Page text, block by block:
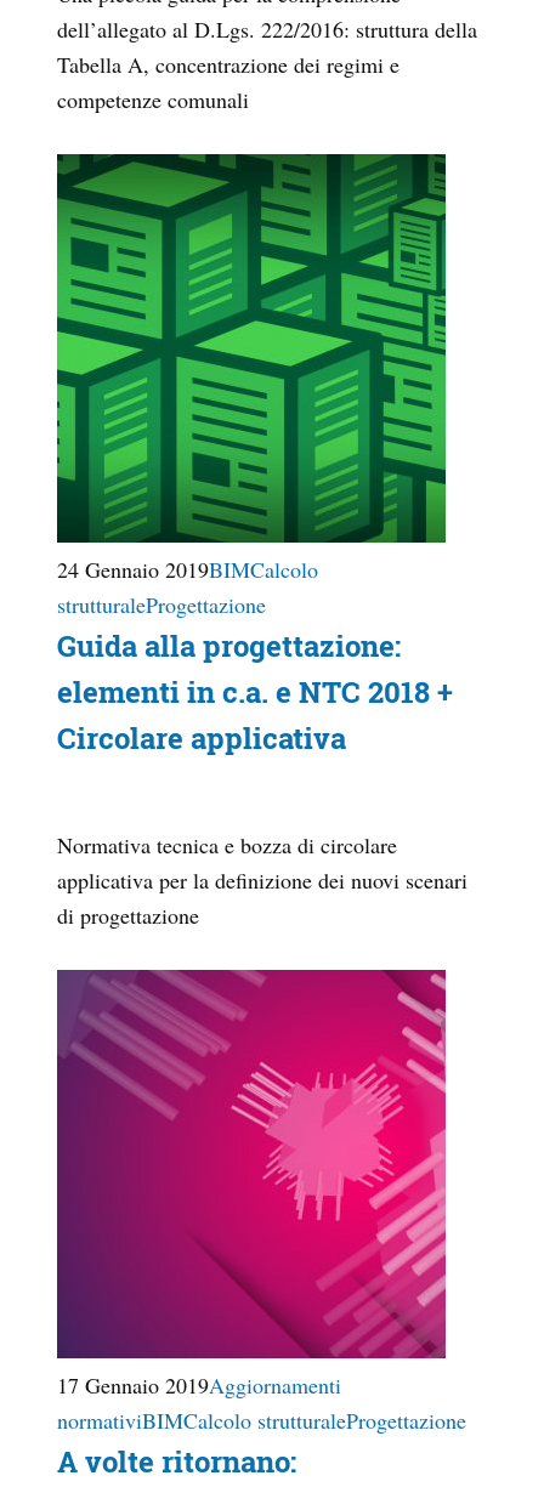
dell’allegato al D.Lgs. 222/2016: struttura della
Tabella A, concentrazione dei regimi e
competenze comunali
24 Gennaio 2019BIMCalcolo
strutturaleProgettazione
Guida alla progettazione:
elementi in c.a. e NTC 2018 +
Circolare applicativa
Normativa tecnica e bozza di circolare
applicativa per la definizione dei nuovi scenari
di progettazione
17 Gennaio 2019Aggiornamenti
normativiBIMCalcolo strutturaleProgettazione
A volte ritornano: